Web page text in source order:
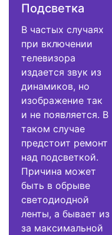
Подсветка
В частых случаях
при включении
телевизора
издается звук из
динамиков, но
изображение так
и не появляется. В
таком случае
предстоит ремонт
над подсветкой.
Причина может
быть в обрыве
светодиодной
ленты, а бывает из
за максимальной